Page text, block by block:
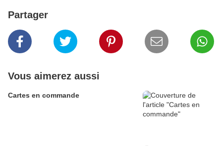
Partager
Vous aimerez aussi
Cartes en commande